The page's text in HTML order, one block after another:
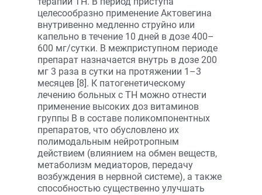
целесообразно применение Актовегина
внутривенно медленно струйно или
капельно в течение 10 дней в дозе 400–
600 мг/сутки. В межприступном периоде
препарат назначается внутрь в дозе 200
мг 3 раза в сутки на протяжении 1–3
месяцев [8]. К патогенетическому
лечению больных с ТН можно отнести
применение высоких доз витаминов
группы B в составе поликомпонентных
препаратов, что обусловлено их
полимодальным нейротропным
действием (влиянием на обмен веществ,
метаболизм медиаторов, передачу
возбуждения в нервной системе), а также
способностью существенно улучшать